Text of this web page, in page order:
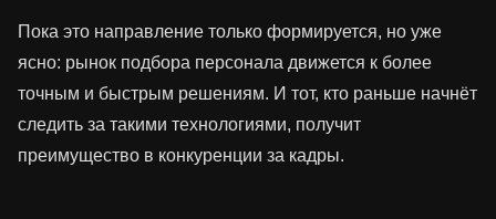
Пока это направление только формируется, но уже
ясно: рынок подбора персонала движется к более
точным и быстрым решениям. И тот, кто раньше начнёт
следить за такими технологиями, получит
преимущество в конкуренции за кадры.